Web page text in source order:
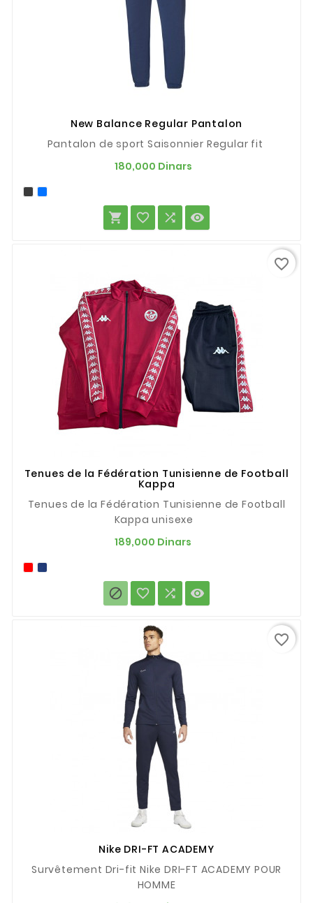
New Balance Regular Pantalon
Pantalon de sport Saisonnier Regular fit
180,000 Dinars
   
Tenues de la Fédération Tunisienne de Football
Kappa
Tenues de la Fédération Tunisienne de Football
Kappa unisexe
189,000 Dinars
   
favorite_border
Nike DRI-FT ACADEMY
Survêtement Dri-fit Nike DRI-FT ACADEMY POUR
HOMME
favorite_border